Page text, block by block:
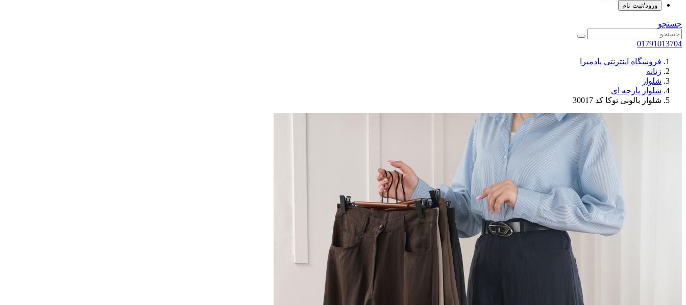
ورود/ثبت نام
جستجو
01791013704
فروشگاه اینترنتی پادمیرا
زنانه
شلوار
شلوار پارچه ای
شلوار بالونی توکا کد 30017